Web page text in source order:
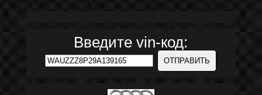
Введите vin-код: